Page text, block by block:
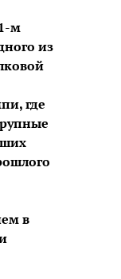
м
из
где
в